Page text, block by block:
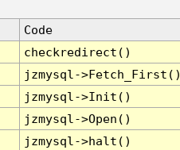
Code
checkredirect()
jzmysql-
jzmysql->Init()
jzmysql->Open()
jzmysql->halt()